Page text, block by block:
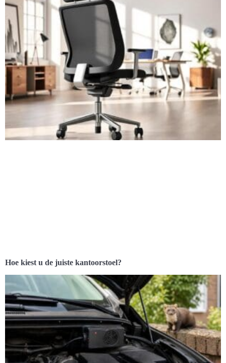
Hoe kiest u de juiste kantoorstoel?